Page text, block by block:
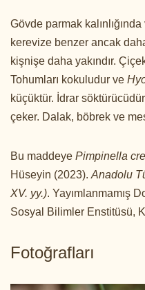
Gövde parmak
kerevize benzer ancak
kişnişe daha yakındır.
Tohumları kokuludur ve
küçüktür. İdrar
çeker. Dalak, böbrek ve
Bu maddeye Pimpinella
Hüseyin (2023). Anadolu
XV. yy.). Yayımlanmamış
Sosyal Bilimler Enstitüsü,
Fotoğrafları